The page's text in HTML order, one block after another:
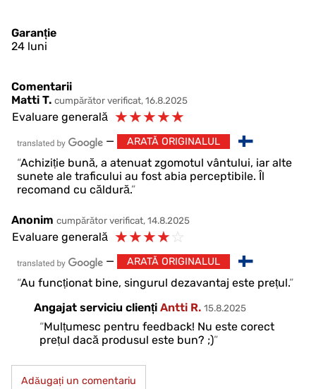
Garanție
24 luni
Comentarii
Matti T. cumpărător verificat, 16.8.2025
Evaluare generală ☆☆☆☆☆
— ARATĂ ORIGINALUL
Achiziție bună, a atenuat zgomotul vântului, iar alte
sunete ale traficului au fost abia perceptibile. Îl
recomand cu căldură.
Anonim cumpărător verificat, 14.8.2025
Evaluare generală ☆☆☆☆☆
— ARATĂ ORIGINALUL
Au funcționat bine, singurul dezavantaj este prețul.
Angajat serviciu clienți Antti R. 15.8.2025
Mulțumesc pentru feedback! Nu este corect
prețul dacă produsul este bun? ;)
Adăugați un comentariu